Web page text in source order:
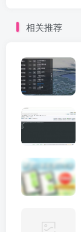
相关推荐